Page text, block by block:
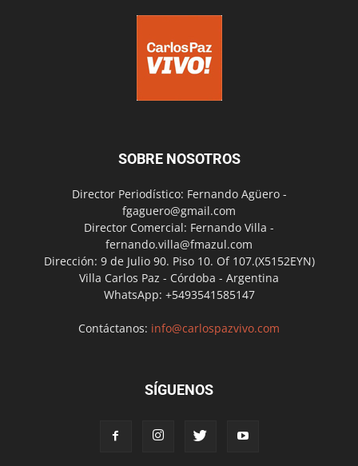
SOBRE NOSOTROS
Director Periodístico: Fernando Agüero -
fgaguero@gmail.com
Director Comercial: Fernando Villa -
fernando.villa@fmazul.com
Dirección: 9 de Julio 90. Piso 10. Of 107.(X5152EYN)
Villa Carlos Paz - Córdoba - Argentina
WhatsApp: +5493541585147
Contáctanos: info@carlospazvivo.com
SÍGUENOS